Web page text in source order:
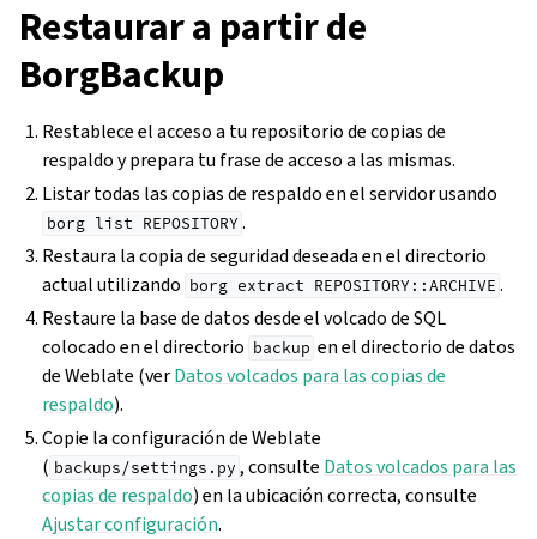
Restaurar a partir de
BorgBackup
Restablece el acceso a tu repositorio de copias de
respaldo y prepara tu frase de acceso a las mismas.
Listar todas las copias de respaldo en el servidor usando
borg list REPOSITORY .
Restaura la copia de seguridad deseada en el directorio
actual utilizando borg extract REPOSITORY::ARCHIVE .
Restaure la base de datos desde el volcado de SQL
colocado en el directorio backup en el directorio de datos
de Weblate (verDatos volcados para las copias de
respaldo).
Copie la configuración de Weblate
( backups/settings.py , consulte Datos volcados para las
copias de respaldo) en la ubicación correcta, consulte
Ajustar configuración.